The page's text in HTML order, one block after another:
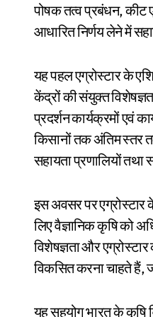
पोषक तत्व प्रबंधन, कीट
आधारित निर्णय लेने में
यह पहल एग्रोस्टार के
केंद्रों की संयुक्त
प्रदर्शन कार्यक्रमों एवं
किसानों तक अंतिम स्तर
सहायता प्रणालियों तथा
इस अवसर पर एग्रोस्टार
लिए वैज्ञानिक कृषि को
विशेषज्ञता और
विकसित करना चाहते हैं,
यह सहयोग भारत के